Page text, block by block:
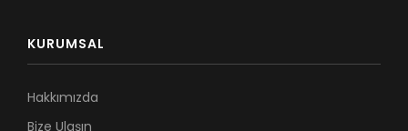
KURUMSAL
Hakkımızda
Bize Ulaşın